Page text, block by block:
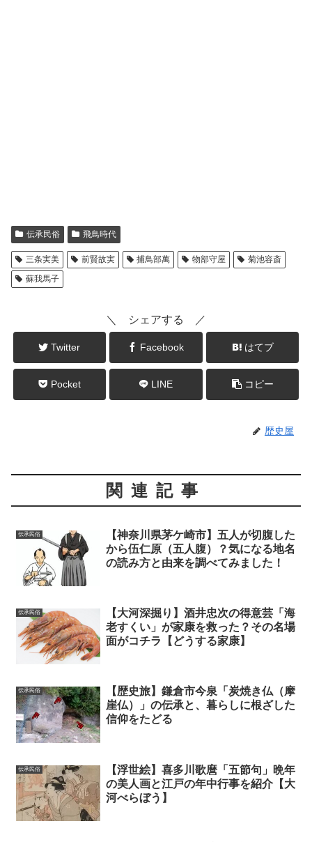
伝承民俗 飛鳥時代
三条実美 前賢故実 捕鳥部萬 物部守屋
菊池容斎
蘇我馬子
＼ シェアする ／
Twitter Facebook はてブ
Pocket LINE コピー
歴史屋
関連記事
伝承民俗
【神奈川県茅ケ崎市】五人が切腹した
から伍仁原（五人腹）？気になる地名
の読み方と由来を調べてみました！
伝承民俗
【大河深掘り】酒井忠次の得意芸「海
老すくい」が家康を救った？その名場
面がコチラ【どうする家康】
伝承民俗
【歴史旅】鎌倉市今泉「炭焼き仏（摩
崖仏）」の伝承と、暮らしに根ざした
信仰をたどる
伝承民俗
【浮世絵】喜多川歌麿「五節句」晩年
の美人画と江戸の年中行事を紹介【大
河べらぼう】